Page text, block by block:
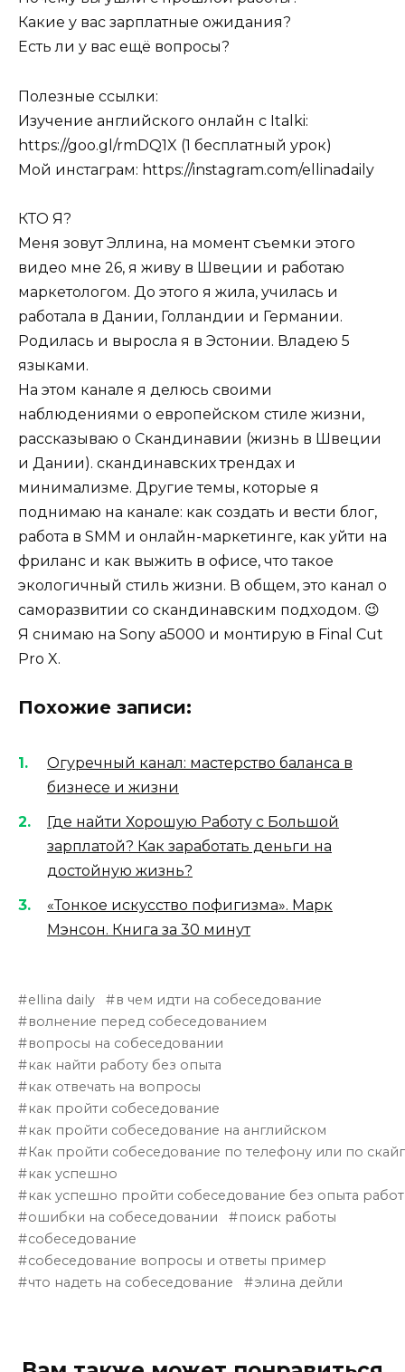
Какие у вас зарплатные ожидания?
Есть ли у вас ещё вопросы?
Полезные ссылки:
Изучение английского онлайн с Italki:
https://goo.gl/rmDQ1X (1 бесплатный урок)
Мой инстаграм: https://instagram.com/ellinadaily
КТО Я?
Меня зовут Эллина, на момент съемки этого
видео мне 26, я живу в Швеции и работаю
маркетологом. До этого я жила, училась и
работала в Дании, Голландии и Германии.
Родилась и выросла я в Эстонии. Владею 5
языками.
На этом канале я делюсь своими
наблюдениями о европейском стиле жизни,
рассказываю о Скандинавии (жизнь в Швеции
и Дании). скандинавских трендах и
минимализме. Другие темы, которые я
поднимаю на канале: как создать и вести блог,
работа в SMM и онлайн-маркетинге, как уйти на
фриланс и как выжить в офисе, что такое
экологичный стиль жизни. В общем, это канал о
саморазвитии со скандинавским подходом. 😉
Я снимаю на Sony a5000 и монтирую в Final Cut
Pro X.
Похожие записи:
Огуречный канал: мастерство баланса в
бизнесе и жизни
Где найти Хорошую Работу с Большой
зарплатой? Как заработать деньги на
достойную жизнь?
«Тонкое искусство пофигизма». Марк
Мэнсон. Книга за 30 минут
ellina daily
в чем идти на собеседование
волнение перед собеседованием
вопросы на собеседовании
как найти работу без опыта
как отвечать на вопросы
как пройти собеседование
как пройти собеседование на английском
Как пройти собеседование по телефону или по
как успешно
как успешно пройти собеседование без опыта
ошибки на собеседовании
поиск работы
собеседование
собеседование вопросы и ответы пример
что надеть на собеседование
элина дейли